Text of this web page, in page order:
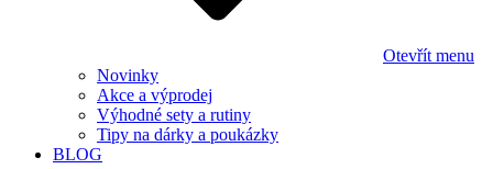
Otevřít menu
Novinky
Akce a výprodej
Výhodné sety a rutiny
Tipy na dárky a poukázky
BLOG